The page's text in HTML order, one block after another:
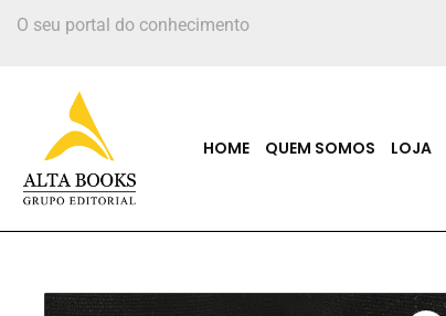
O seu portal do conhecimento
HOME QUEM SOMOS LOJA